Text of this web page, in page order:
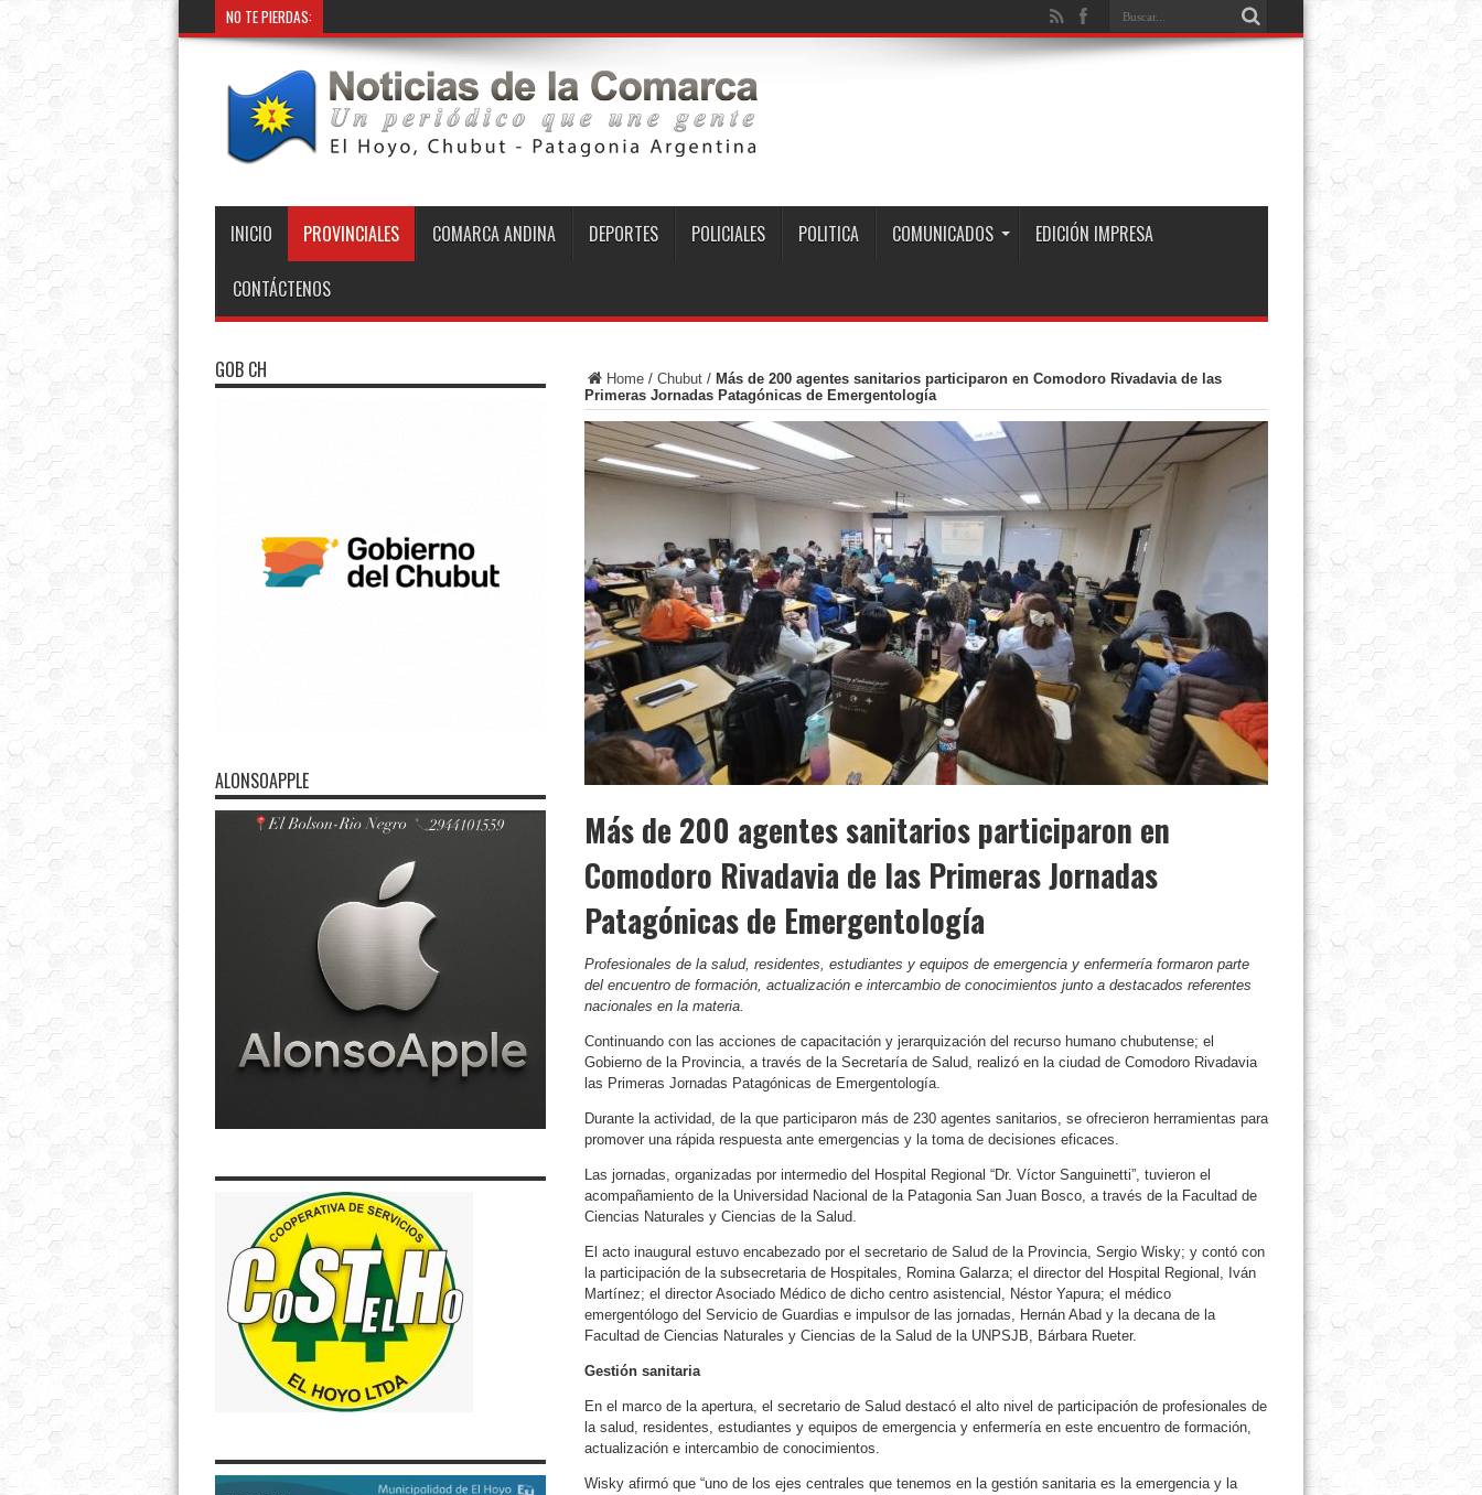
NO TE PIERDAS:
INICIO PROVINCIALES COMARCA ANDINA DEPORTES POLICIALES POLITICA COMUNICADOS EDICIÓN IMPRESA
CONTÁCTENOS
Home/ Chubut/ Más de 200 agentes sanitarios participaron en Comodoro Rivadavia de las
Primeras Jornadas Patagónicas de Emergentología
Más de 200 agentes sanitarios participaron en
Comodoro Rivadavia de las Primeras Jornadas
Patagónicas de Emergentología
Profesionales de la salud, residentes, estudiantes y equipos de emergencia y enfermería formaron parte
del encuentro de formación, actualización e intercambio de conocimientos junto a destacados referentes
nacionales en la materia.
Continuando con las acciones de capacitación y jerarquización del recurso humano chubutense; el
Gobierno de la Provincia, a través de la Secretaría de Salud, realizó en la ciudad de Comodoro Rivadavia
las Primeras Jornadas Patagónicas de Emergentología.
Durante la actividad, de la que participaron más de 230 agentes sanitarios, se ofrecieron herramientas para
promover una rápida respuesta ante emergencias y la toma de decisiones eficaces.
Las jornadas, organizadas por intermedio del Hospital Regional “Dr. Víctor Sanguinetti”, tuvieron el
acompañamiento de la Universidad Nacional de la Patagonia San Juan Bosco, a través de la Facultad de
Ciencias Naturales y Ciencias de la Salud.
El acto inaugural estuvo encabezado por el secretario de Salud de la Provincia, Sergio Wisky; y contó con
la participación de la subsecretaria de Hospitales, Romina Galarza; el director del Hospital Regional, Iván
Martínez; el director Asociado Médico de dicho centro asistencial, Néstor Yapura; el médico
emergentólogo del Servicio de Guardias e impulsor de las jornadas, Hernán Abad y la decana de la
Facultad de Ciencias Naturales y Ciencias de la Salud de la UNPSJB, Bárbara Rueter.
Gestión sanitaria
En el marco de la apertura, el secretario de Salud destacó el alto nivel de participación de profesionales de
la salud, residentes, estudiantes y equipos de emergencia y enfermería en este encuentro de formación,
actualización e intercambio de conocimientos.
Wisky afirmó que “uno de los ejes centrales que tenemos en la gestión sanitaria es la emergencia y la
GOB CH
ALONSOAPPLE